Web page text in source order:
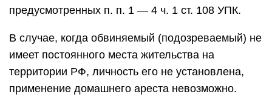
предусмотренных п. п. 1 — 4 ч. 1 ст. 108 УПК.
В случае, когда обвиняемый (подозреваемый) не
имеет постоянного места жительства на
территории РФ, личность его не установлена,
применение домашнего ареста невозможно.